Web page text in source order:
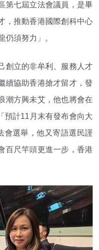
第七屆立法會議員，是畢
，推動香港國際創科中心
仍須努力」。
創立的非牟利、服務人才
續協助香港搶才留才，發
潮方興未艾，他也將會在
預計11月末有發布會向大
會選舉，他又寄語選民謹
百尺竿頭更進一步，香港